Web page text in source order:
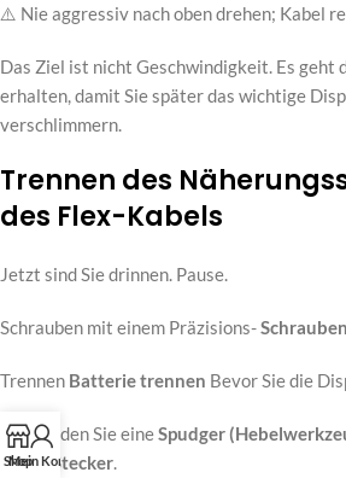
⚠️ Nie aggressiv nach oben drehen; Kabel
Das Ziel ist nicht Geschwindigkeit. Es geht
erhalten, damit Sie später das wichtige
verschlimmern.
Trennen des
des Flex-Kabels
Jetzt sind Sie drinnen. Pause.
Schrauben mit einem Präzisions-
Trennen Batterie trennen Bevor Sie die
Verwenden Sie eineSpudger
jedemStecker
Shop
Mein Konto